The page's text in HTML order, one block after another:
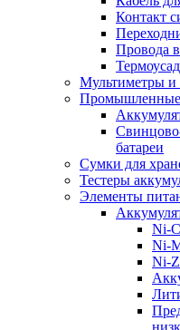
Контакт
Провода
Мультиметры и
Промышленные
батареи
Сумки для
Тестеры
Элементы
Ni-
Ni-
Ni-